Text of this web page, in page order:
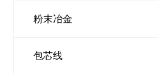
粉末冶金
包芯线